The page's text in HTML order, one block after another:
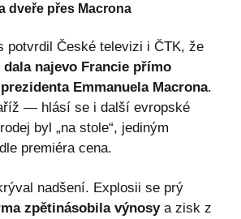
dveře přes Macrona
potvrdil České televizi i ČTK, že
najevo Francie přímo
Emmanuela Macrona.
— hlásí se i další evropské
byl „na stole“, jediným
premiéra cena.
nadšení. Explosii se prý
zpětinásobila výnosya zisk z